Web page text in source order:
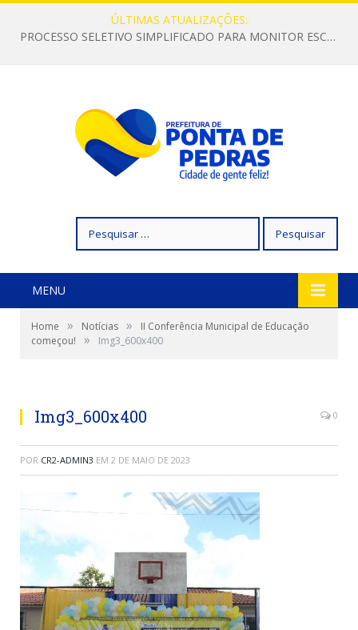
ÚLTIMAS ATUALIZAÇÕES:
PROCESSO SELETIVO SIMPLIFICADO PARA MONITOR ESCOLAR
por:
MENU
Home » Notícias »
II Conferência Municipal de Educação
começou!
» Img3_600x400
Img3_600x400 0
POR CR2-ADMIN3 EM 2 DE MAIO DE 2023